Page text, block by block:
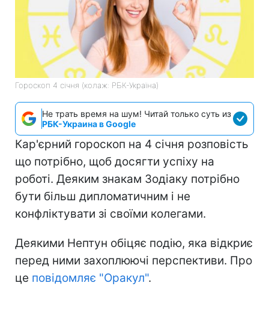
Гороскоп 4 січня (колаж: РБК-Україна)
Не трать время на шум! Читай только суть из
РБК-Украина в Google
Кар'єрний гороскоп на 4 січня розповість
що потрібно, щоб досягти успіху на
роботі. Деяким знакам Зодіаку потрібно
бути більш дипломатичним і не
конфліктувати зі своїми колегами.
Деякими Нептун обіцяє подію, яка відкриє
перед ними захоплюючі перспективи. Про
це повідомляє "Оракул".